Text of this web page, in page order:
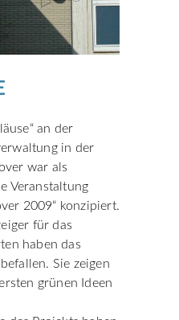
an der
in der
war als
Veranstaltung
2009“ konzipiert.
für das
haben das
Sie zeigen
grünen Ideen